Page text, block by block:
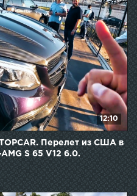
12:10
Перелет из США в
S 65 V12 6.0.